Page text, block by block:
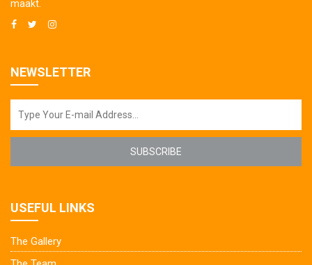
maakt.
NEWSLETTER
SUBSCRIBE
USEFUL LINKS
The Gallery